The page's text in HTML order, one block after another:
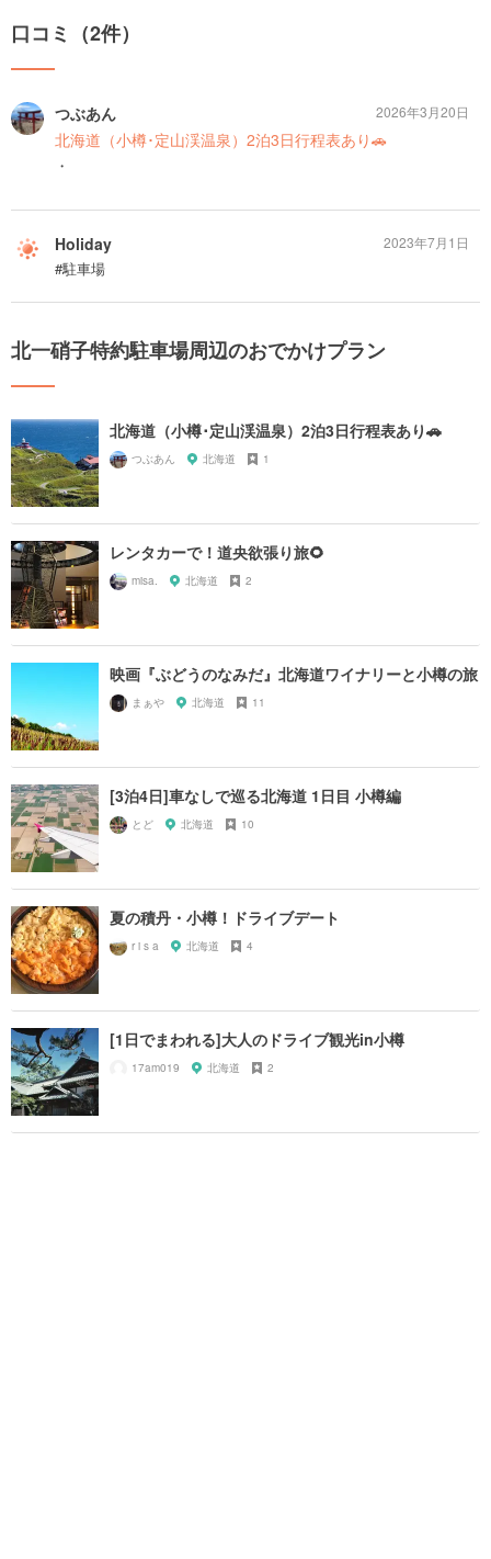
口コミ（2件）
つぶあん
北海道（小樽･定山渓温泉）2泊3日行程表あり🚗
・
2026年3月20日
Holiday
#駐車場
2023年7月1日
北一硝子特約駐車場周辺のおでかけプラン
北海道（小樽･定山渓温泉）2泊3日行程表あり🚗
つぶあん 北海道 1
レンタカーで！道央欲張り旅🌻
misa. 北海道 2
映画『ぶどうのなみだ』北海道ワイナリーと小樽の旅
まぁや 北海道 11
[3泊4日]車なしで巡る北海道 1日目 小樽編
とど 北海道 10
夏の積丹・小樽！ドライブデート
r i s a 北海道 4
[1日でまわれる]大人のドライブ観光in小樽
17am019 北海道 2